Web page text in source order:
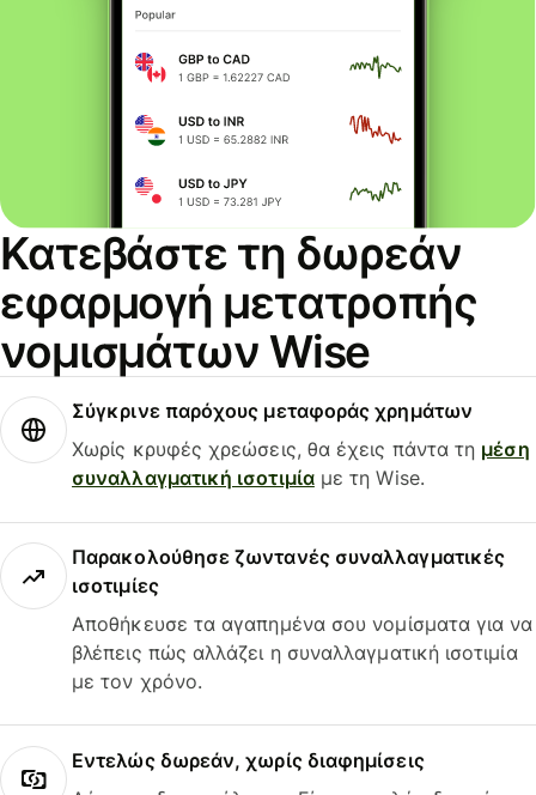
Κατεβάστε τη δωρεάν
εφαρμογή μετατροπής
νομισμάτων Wise
Σύγκρινε παρόχους μεταφοράς χρημάτων
Χωρίς κρυφές χρεώσεις, θα έχεις πάντα τη μέση
συναλλαγματική ισοτιμίαμε τη Wise.
Παρακολούθησε ζωντανές συναλλαγματικές
ισοτιμίες
Αποθήκευσε τα αγαπημένα σου νομίσματα για να
βλέπεις πώς αλλάζει η συναλλαγματική ισοτιμία
με τον χρόνο.
Εντελώς δωρεάν, χωρίς διαφημίσεις